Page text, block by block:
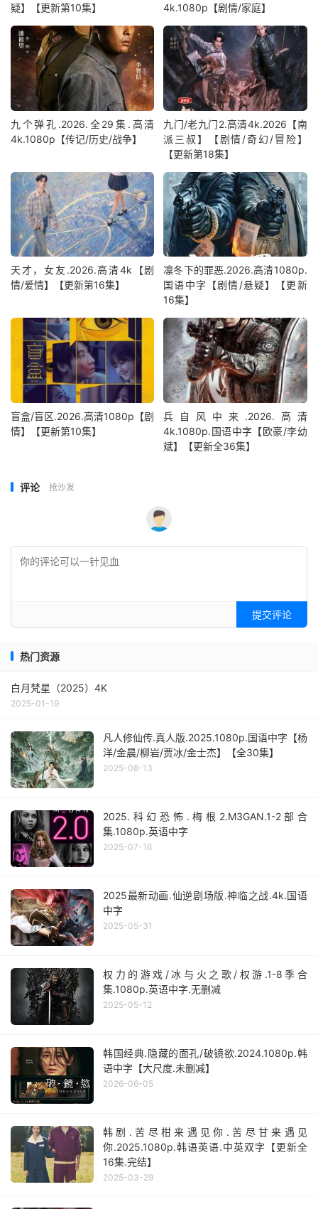
疑】【更新第10集】
4k.1080p【剧情/家庭】
九个弹孔.2026.全29集.高清
4k.1080p【传记/历史/战争】
九门/老九门2.高清4k.2026【南
派三叔】【剧情/奇幻/冒险】
【更新第18集】
天才，女友.2026.高清4k【剧
情/爱情】【更新第16集】
凛冬下的罪恶.2026.高清1080p.
国语中字【剧情/悬疑】【更新
16集】
盲盒/盲区.2026.高清1080p【剧
情】【更新第10集】
兵自风中来‎.2026.高清
4k.1080p.国语中字【欧豪/李幼
斌】【更新全36集】
评论 抢沙发
提交评论
热门资源
白月梵星（2025）4K
2025-01-19
凡人修仙传.真人版.2025.1080p.国语中字【杨
洋/金晨/柳岩/贾冰/金士杰】【全30集】
2025-08-13
2025.科幻恐怖.梅根2.M3GAN.1-2部合
集.1080p.英语中字
2025-07-16
2025最新动画.仙逆剧场版.神临之战.4k.国语
中字
2025-05-31
权力的游戏/冰与火之歌/权游.1-8季合
集.1080p.英语中字.无删减
2025-05-12
韩国经典.隐藏的面孔/破镜欲.2024.1080p.韩
语中字【大尺度.未删减】
2026-06-05
韩剧.苦尽柑来遇见你.苦尽甘来遇见
你.2025.1080p.韩语英语.中英双字【更新全
16集.完结】
2025-03-29